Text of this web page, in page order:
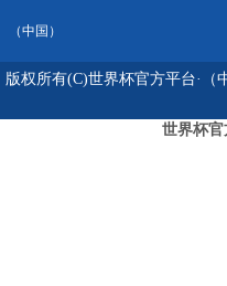
（中国）
版权所有(C)世界杯官方平台·
世界杯